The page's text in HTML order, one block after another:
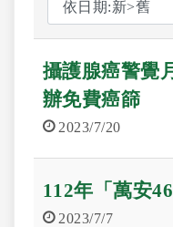
攝護腺癌警覺
辦免費癌篩
2023/7/20
112年「萬安
2023/7/7